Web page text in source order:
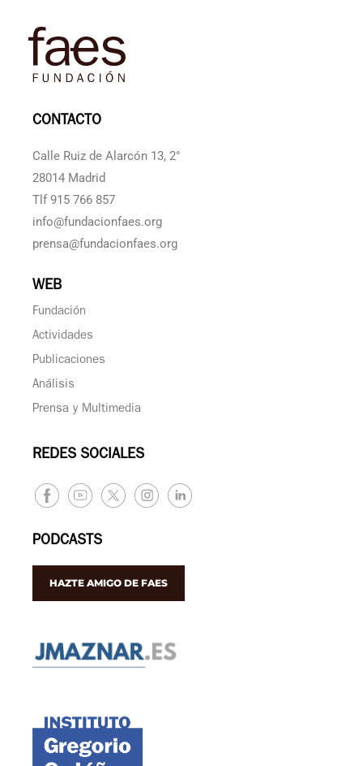
CONTACTO
Calle Ruiz de Alarcón 13, 2°
28014 Madrid
Tlf 915 766 857
info@fundacionfaes.org
prensa@fundacionfaes.org
WEB
Fundación
Actividades
Publicaciones
Análisis
Prensa y Multimedia
REDES SOCIALES
PODCASTS
HAZTE AMIGO DE FAES